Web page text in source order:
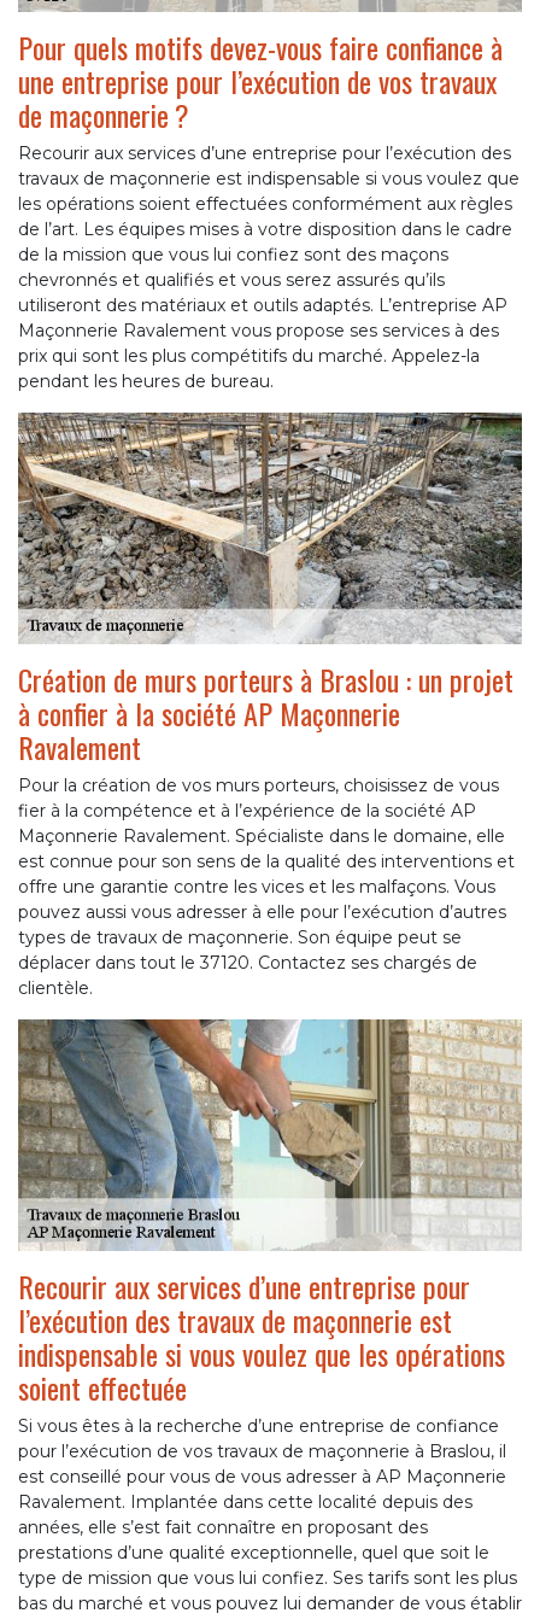
Pour quels motifs devez-vous faire confiance à
une entreprise pour l’exécution de vos travaux
de maçonnerie ?
Recourir aux services d’une entreprise pour l’exécution des
travaux de maçonnerie est indispensable si vous voulez que
les opérations soient effectuées conformément aux règles
de l’art. Les équipes mises à votre disposition dans le cadre
de la mission que vous lui confiez sont des maçons
chevronnés et qualifiés et vous serez assurés qu’ils
utiliseront des matériaux et outils adaptés. L’entreprise AP
Maçonnerie Ravalement vous propose ses services à des
prix qui sont les plus compétitifs du marché. Appelez-la
pendant les heures de bureau.
Création de murs porteurs à Braslou : un projet
à confier à la société AP Maçonnerie
Ravalement
Pour la création de vos murs porteurs, choisissez de vous
fier à la compétence et à l’expérience de la société AP
Maçonnerie Ravalement. Spécialiste dans le domaine, elle
est connue pour son sens de la qualité des interventions et
offre une garantie contre les vices et les malfaçons. Vous
pouvez aussi vous adresser à elle pour l’exécution d’autres
types de travaux de maçonnerie. Son équipe peut se
déplacer dans tout le 37120. Contactez ses chargés de
clientèle.
Recourir aux services d’une entreprise pour
l’exécution des travaux de maçonnerie est
indispensable si vous voulez que les opérations
soient effectuée
Si vous êtes à la recherche d’une entreprise de confiance
pour l’exécution de vos travaux de maçonnerie à Braslou, il
est conseillé pour vous de vous adresser à AP Maçonnerie
Ravalement. Implantée dans cette localité depuis des
années, elle s’est fait connaître en proposant des
prestations d’une qualité exceptionnelle, quel que soit le
type de mission que vous lui confiez. Ses tarifs sont les plus
bas du marché et vous pouvez lui demander de vous établir